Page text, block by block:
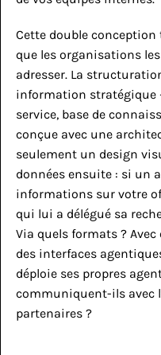
Cette double
que les organisations
adresser. La
information stratégique
service, base de
conçue avec une
seulement un design
données ensuite : si un
informations sur votre
qui lui a délégué sa
Via quels formats ?
des interfaces
déploie ses propres
communiquent-ils avec
partenaires ?